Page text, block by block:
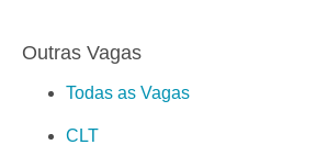
Outras Vagas
Todas as Vagas
CLT